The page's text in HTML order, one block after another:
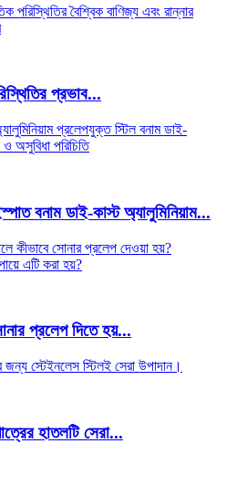
প্রভাব...
বনাম ডাই-কাস্ট অ্যালুমিনিয়াম...
প্রলেপ দিতে হয়...
হাতলটি সেরা...